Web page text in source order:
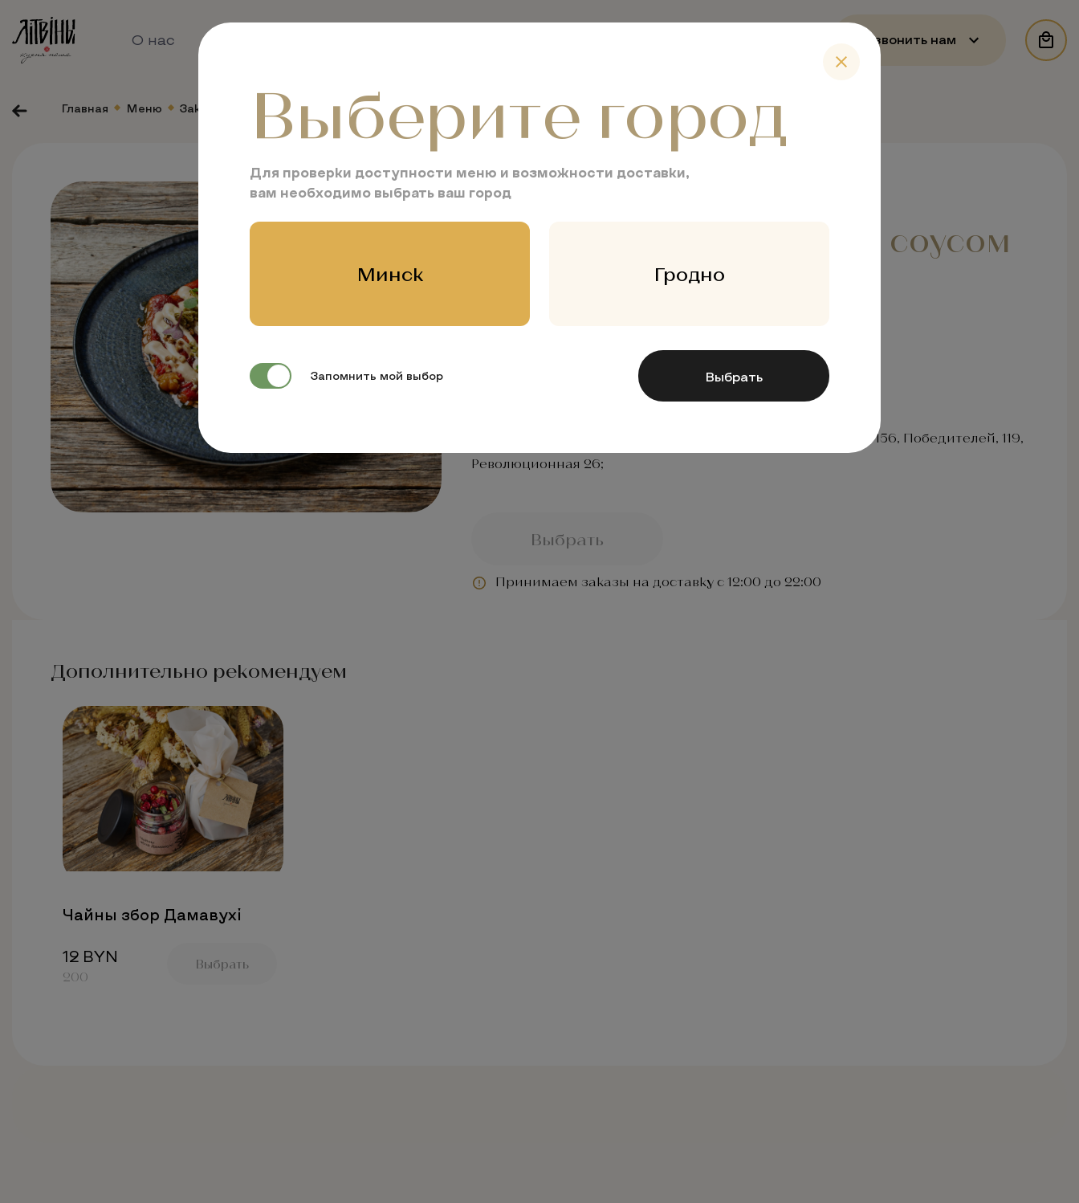
О нас Позвонить нам
Главная Меню Закуски Карпаччо из печеного маринованного перца и соусом из тунца
Карпаччо из печеного
маринованного перца и соусом
22.00 BYN
Блюдо подается в ресторанах в Свердлова, 2, Притыцкого, 156, Победителей, 119,
Революционная 26;
Выбрать
Принимаем заказы на доставку с 12:00 до 22:00
Дополнительно рекомендуем
Чайны збор Дамавухi
12 BYN
200
Выбрать
Выберите город
Для проверки доступности меню и возможности доставки,
вам необходимо выбрать ваш город
Минск Гродно
Запомнить мой выбор Выбрать